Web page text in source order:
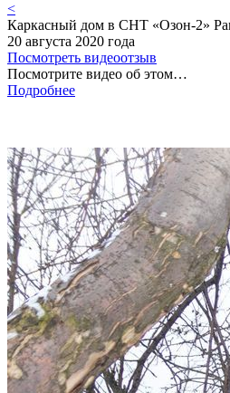
<
Каркасный дом в СНТ «Озон-2»
20 августа 2020 года
Посмотреть видеоотзыв
Посмотрите видео об этом…
Подробнее